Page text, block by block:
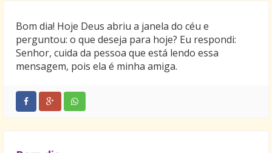
Bom dia! Hoje Deus abriu a janela do céu e
perguntou: o que deseja para hoje? Eu respondi:
Senhor, cuida da pessoa que está lendo essa
mensagem, pois ela é minha amiga.